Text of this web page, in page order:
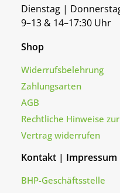
Dienstag |
9–13 & 14–17:30 Uhr
Shop
Widerrufsbelehrung
Zahlungsarten
AGB
Rechtliche Hinweise
Vertrag widerrufen
Kontakt | Impressum
BHP-Geschäftsstelle